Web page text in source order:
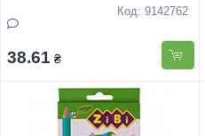
Код: 9142762
38.61 ₴